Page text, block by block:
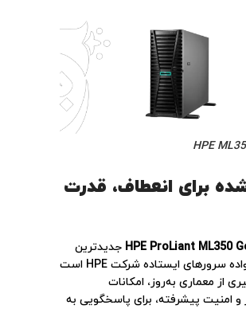
HPE
برای انعطاف، قدرت
HPE ProLiant ML350 جدیدترین
نسل از خانواده سرورهای ایستاده شرکت HPE است
از معماری به‌روز، امکانات
و امنیت پیشرفته، برای پاسخگویی به